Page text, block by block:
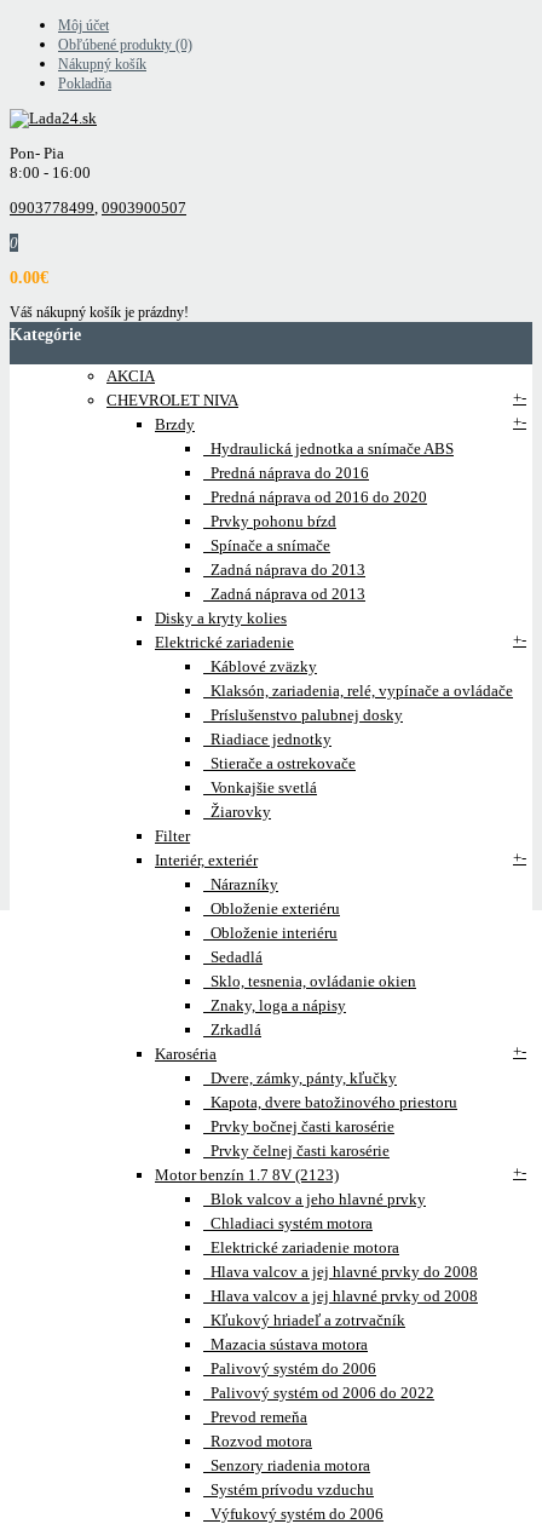
Môj účet
Obľúbené produkty (0)
Nákupný košík
Pokladňa
Pon- Pia
8:00 - 16:00
0903778499, 0903900507
0
0.00€
Váš nákupný košík je prázdny!
Kategórie
AKCIA
CHEVROLET NIVA
+-
Brzdy
+-
Hydraulická jednotka a snímače ABS
Predná náprava do 2016
Predná náprava od 2016 do 2020
Prvky pohonu bŕzd
Spínače a snímače
Zadná náprava do 2013
Zadná náprava od 2013
Disky a kryty kolies
Elektrické zariadenie
+-
Káblové zväzky
Klaksón, zariadenia, relé, vypínače a ovládače
Príslušenstvo palubnej dosky
Riadiace jednotky
Stierače a ostrekovače
Vonkajšie svetlá
Žiarovky
Filter
Interiér, exteriér
+-
Nárazníky
Obloženie exteriéru
Obloženie interiéru
Sedadlá
Sklo, tesnenia, ovládanie okien
Znaky, loga a nápisy
Zrkadlá
Karoséria
+-
Dvere, zámky, pánty, kľučky
Kapota, dvere batožinového priestoru
Prvky bočnej časti karosérie
Prvky čelnej časti karosérie
Motor benzín 1.7 8V (2123)
+-
Blok valcov a jeho hlavné prvky
Chladiaci systém motora
Elektrické zariadenie motora
Hlava valcov a jej hlavné prvky do 2008
Hlava valcov a jej hlavné prvky od 2008
Kľukový hriadeľ a zotrvačník
Mazacia sústava motora
Palivový systém do 2006
Palivový systém od 2006 do 2022
Prevod remeňa
Rozvod motora
Senzory riadenia motora
Systém prívodu vzduchu
Výfukový systém do 2006